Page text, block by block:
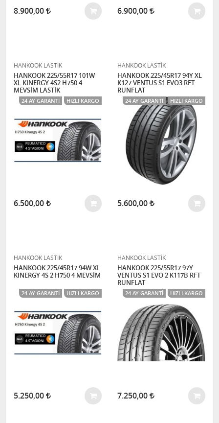
8.900,00 6.900,00
HANKOOK LASTİK
HANKOOK 225/55R17 101W
XL KINERGY 4S2 H750 4
MEVSİM LASTİK
24 AY GARANTI HIZLI KARGO
6.500,00
HANKOOK LASTİK
HANKOOK 225/45R17 94Y XL
K127 VENTUS S1 EVO3 RFT
RUNFLAT
24 AY GARANTI HIZLI KARGO
5.600,00
HANKOOK LASTİK
HANKOOK 225/45R17 94W XL
KINERGY 4S 2 H750 4 MEVSİM
24 AY GARANTI HIZLI KARGO
5.250,00
HANKOOK LASTİK
HANKOOK 225/55R17 97Y
VENTUS S1 EVO 2 K117B RFT
RUNFLAT
24 AY GARANTI HIZLI KARGO
7.250,00